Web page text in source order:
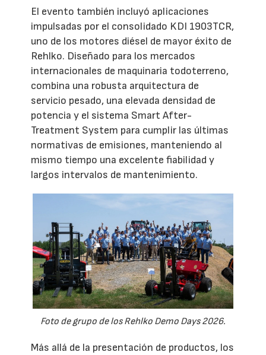
El evento también incluyó aplicaciones
impulsadas por el consolidado KDI 1903TCR,
uno de los motores diésel de mayor éxito de
Rehlko. Diseñado para los mercados
internacionales de maquinaria todoterreno,
combina una robusta arquitectura de
servicio pesado, una elevada densidad de
potencia y el sistema Smart After-
Treatment System para cumplir las últimas
normativas de emisiones, manteniendo al
mismo tiempo una excelente fiabilidad y
largos intervalos de mantenimiento.
Foto de grupo de los Rehlko Demo Days 2026.
Más allá de la presentación de productos, los